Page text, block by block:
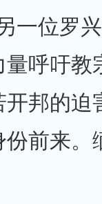
一位罗
量呼吁教
开邦的迫
份前来。